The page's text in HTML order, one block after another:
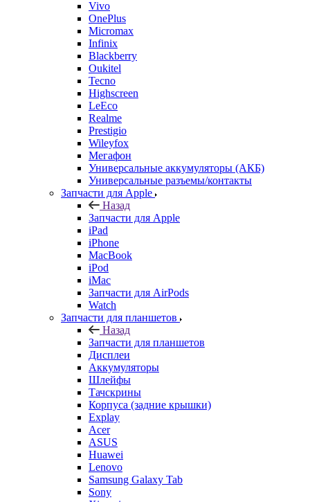
Vivo
OnePlus
Micromax
Infinix
Blackberry
Oukitel
Tecno
Highscreen
LeEco
Realme
Prestigio
Wileyfox
Мегафон
Универсальные аккумуляторы (АКБ)
Универсальные разъемы/контакты
Запчасти для Apple
Назад
Запчасти для Apple
iPad
iPhone
MacBook
iPod
iMac
Запчасти для AirPods
Watch
Запчасти для планшетов
Назад
Запчасти для планшетов
Дисплеи
Аккумуляторы
Шлейфы
Тачскрины
Корпуса (задние крышки)
Explay
Acer
ASUS
Huawei
Lenovo
Samsung Galaxy Tab
Sony